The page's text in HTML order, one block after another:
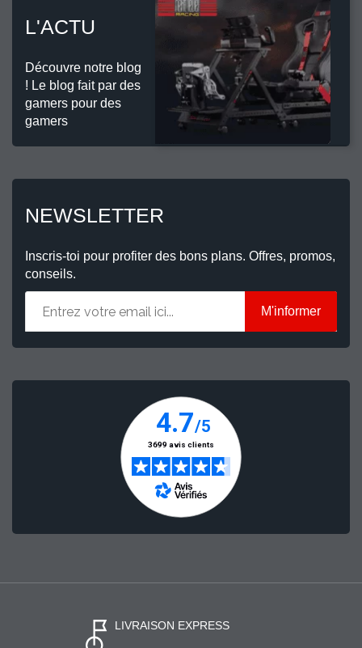
L'ACTU
Découvre notre blog
! Le blog fait par des
gamers pour des
gamers
NEWSLETTER
Inscris-toi pour profiter des bons plans. Offres, promos,
conseils.
M'informer
LIVRAISON EXPRESS